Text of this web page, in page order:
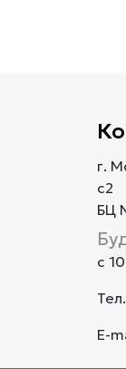
г.
с2
БЦ
с
E-